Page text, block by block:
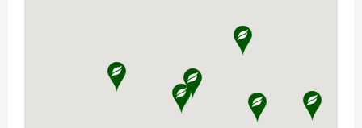
66118558
Baltic Agro Machinery